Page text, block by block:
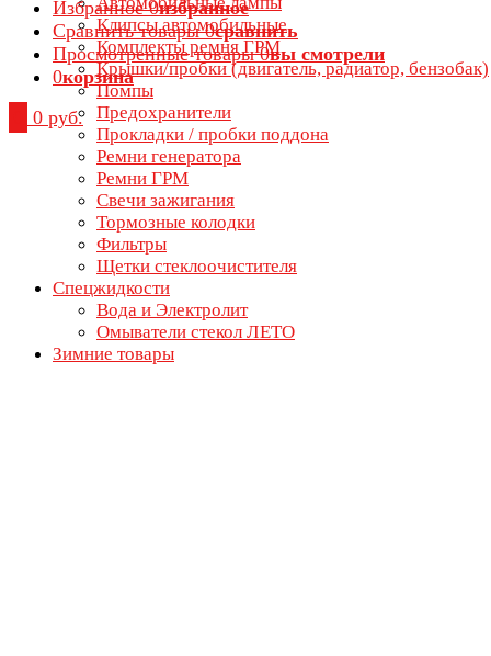
Клипсы автомобильные
Комплекты ремня ГРМ
Крышки/пробки (двигатель, радиатор, бензобак)
Помпы
Предохранители
Прокладки / пробки поддона
Ремни генератора
Ремни ГРМ
Свечи зажигания
Тормозные колодки
Фильтры
Щетки стеклоочистителя
Спецжидкости
Вода и Электролит
Омыватели стекол ЛЕТО
Зимние товары
Избранное 0избранное
Сравнить товары 0сравнить
Просмотренные товары 0вы смотрели
0корзина
0 руб.